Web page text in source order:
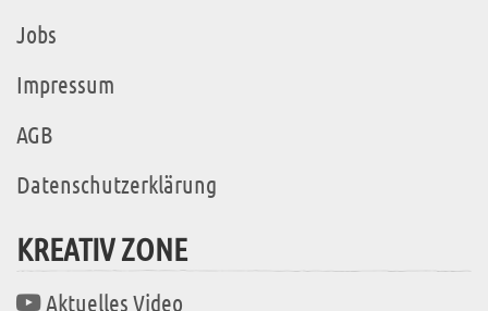
Jobs
Impressum
AGB
Datenschutzerklärung
KREATIV ZONE
Aktuelles Video